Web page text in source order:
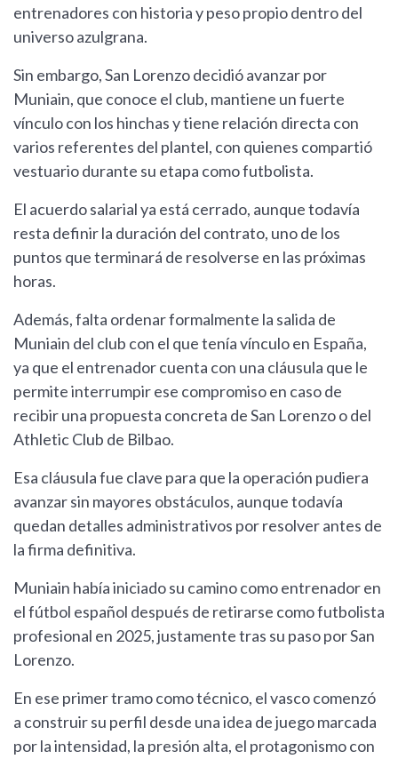
entrenadores con historia y peso propio dentro del
universo azulgrana.
Sin embargo, San Lorenzo decidió avanzar por
Muniain, que conoce el club, mantiene un fuerte
vínculo con los hinchas y tiene relación directa con
varios referentes del plantel, con quienes compartió
vestuario durante su etapa como futbolista.
El acuerdo salarial ya está cerrado, aunque todavía
resta definir la duración del contrato, uno de los
puntos que terminará de resolverse en las próximas
horas.
Además, falta ordenar formalmente la salida de
Muniain del club con el que tenía vínculo en España,
ya que el entrenador cuenta con una cláusula que le
permite interrumpir ese compromiso en caso de
recibir una propuesta concreta de San Lorenzo o del
Athletic Club de Bilbao.
Esa cláusula fue clave para que la operación pudiera
avanzar sin mayores obstáculos, aunque todavía
quedan detalles administrativos por resolver antes de
la firma definitiva.
Muniain había iniciado su camino como entrenador en
el fútbol español después de retirarse como futbolista
profesional en 2025, justamente tras su paso por San
Lorenzo.
En ese primer tramo como técnico, el vasco comenzó
a construir su perfil desde una idea de juego marcada
por la intensidad, la presión alta, el protagonismo con